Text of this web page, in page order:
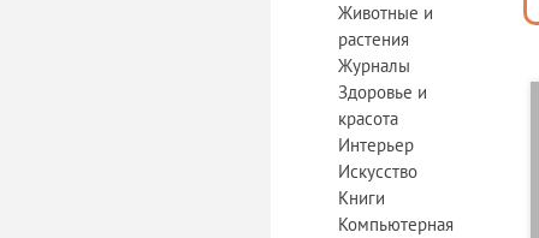
Животные и
растения
Журналы
Здоровье и
красота
Интерьер
Искусство
Книги
Компьютерная